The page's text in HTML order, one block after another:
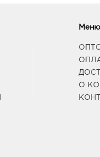
Меню
О